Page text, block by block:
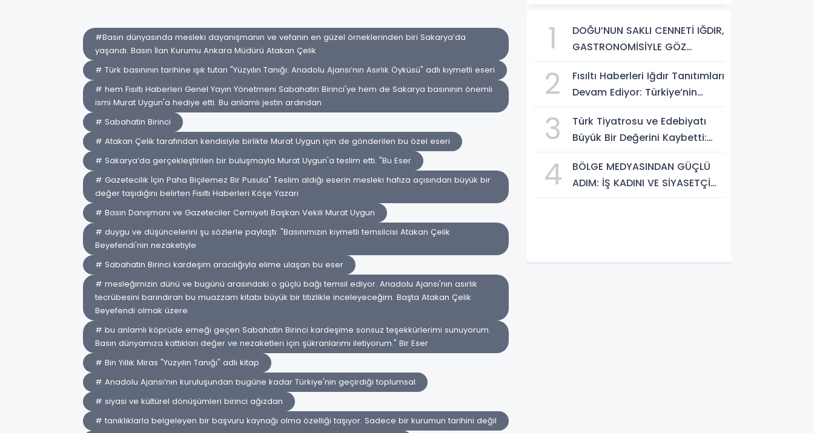
#Basın dünyasında mesleki dayanışmanın ve vefanın en güzel örneklerinden biri Sakarya’da
yaşandı. Basın İlan Kurumu Ankara Müdürü Atakan Çelik
# Türk basınının tarihine ışık tutan "Yüzyılın Tanığı: Anadolu Ajansı’nın Asırlık Öyküsü" adlı kıymetli eseri
# hem Fısıltı Haberleri Genel Yayın Yönetmeni Sabahatin Birinci'ye hem de Sakarya basınının önemli
ismi Murat Uygun'a hediye etti. Bu anlamlı jestin ardından
# Sabahatin Birinci
# Atakan Çelik tarafından kendisiyle birlikte Murat Uygun için de gönderilen bu özel eseri
# Sakarya’da gerçekleştirilen bir buluşmayla Murat Uygun'a teslim etti. "Bu Eser
# Gazetecilik İçin Paha Biçilemez Bir Pusula" Teslim aldığı eserin mesleki hafıza açısından büyük bir
değer taşıdığını belirten Fısıltı Haberleri Köşe Yazarı
# Basın Danışmanı ve Gazeteciler Cemiyeti Başkan Vekili Murat Uygun
# duygu ve düşüncelerini şu sözlerle paylaştı: "Basınımızın kıymetli temsilcisi Atakan Çelik
Beyefendi'nin nezaketiyle
# Sabahatin Birinci kardeşim aracılığıyla elime ulaşan bu eser
# mesleğimizin dünü ve bugünü arasındaki o güçlü bağı temsil ediyor. Anadolu Ajansı'nın asırlık
tecrübesini barındıran bu muazzam kitabı büyük bir titizlikle inceleyeceğim. Başta Atakan Çelik
Beyefendi olmak üzere
# bu anlamlı köprüde emeği geçen Sabahatin Birinci kardeşime sonsuz teşekkürlerimi sunuyorum.
Basın dünyamıza kattıkları değer ve nezaketleri için şükranlarımı iletiyorum." Bir Eser
# Bin Yıllık Miras "Yüzyılın Tanığı" adlı kitap
# Anadolu Ajansı’nın kuruluşundan bugüne kadar Türkiye'nin geçirdiği toplumsal
# siyasi ve kültürel dönüşümleri birinci ağızdan
# tanıklıklarla belgeleyen bir başvuru kaynağı olma özelliği taşıyor. Sadece bir kurumun tarihini değil
1
DOĞU’NUN SAKLI CENNETİ IĞDIR,
GASTRONOMİSİYLE GÖZ
ANADOLU KÜLTÜRÜNÜN
BULUŞMA NOKTASI
2
Fısıltı Haberleri Iğdır Tanıtımları
Devam Ediyor: Türkiye’nin
Cennetleri Keşfedilmeyi
Bekliyor
3
Türk Tiyatrosu ve Edebiyatı
Büyük Bir Değerini Kaybetti:
Yolculuğuna Uğurluyoruz
4
BÖLGE MEDYASINDAN GÜÇLÜ
ADIM: İŞ KADINI VE SİYASETÇİ